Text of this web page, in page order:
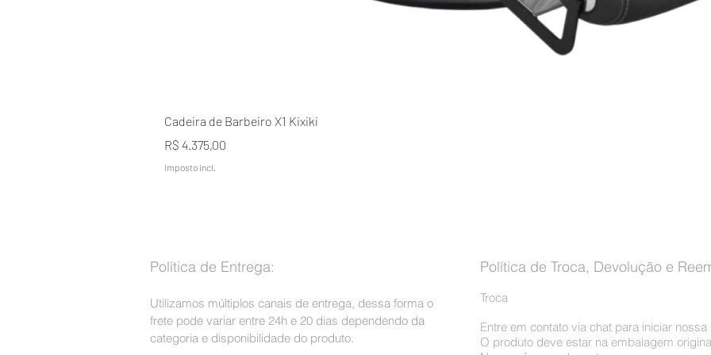
Cadeira de Barbeiro X1 Kixiki
Preço
R$ 4.375,00
Imposto incl.
Política de Entrega:
Utilizamos múltiplos canais de entrega, dessa forma o
frete pode variar entre 24h e 20 dias dependendo da
categoria e disponibilidade do produto.
Política de Troca, Devolução e
Troca
Entre em contato via chat para iniciar
O produto deve estar na embalagem